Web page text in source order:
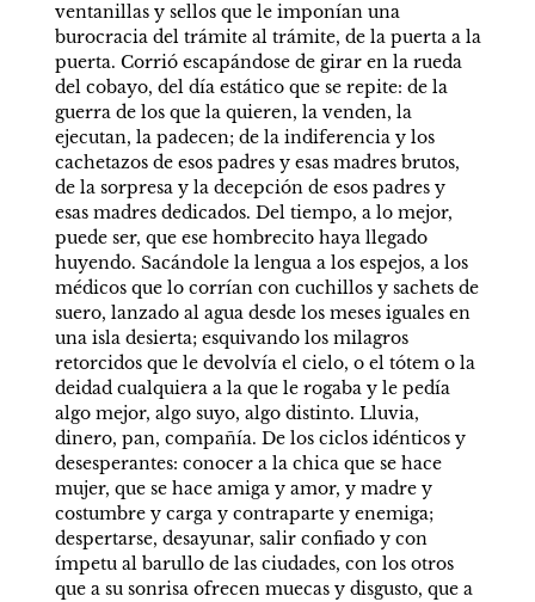
ventanillas y sellos que le imponían una
burocracia del trámite al trámite, de la puerta a la
puerta. Corrió escapándose de girar en la rueda
del cobayo, del día estático que se repite: de la
guerra de los que la quieren, la venden, la
ejecutan, la padecen; de la indiferencia y los
cachetazos de esos padres y esas madres brutos,
de la sorpresa y la decepción de esos padres y
esas madres dedicados. Del tiempo, a lo mejor,
puede ser, que ese hombrecito haya llegado
huyendo. Sacándole la lengua a los espejos, a los
médicos que lo corrían con cuchillos y sachets de
suero, lanzado al agua desde los meses iguales en
una isla desierta; esquivando los milagros
retorcidos que le devolvía el cielo, o el tótem o la
deidad cualquiera a la que le rogaba y le pedía
algo mejor, algo suyo, algo distinto. Lluvia,
dinero, pan, compañía. De los ciclos idénticos y
desesperantes: conocer a la chica que se hace
mujer, que se hace amiga y amor, y madre y
costumbre y carga y contraparte y enemiga;
despertarse, desayunar, salir confiado y con
ímpetu al barullo de las ciudades, con los otros
que a su sonrisa ofrecen muecas y disgusto, que a